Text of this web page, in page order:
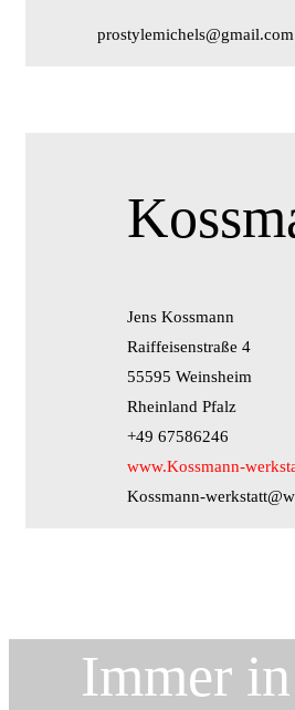
prostylemichels@gmail.com
Jens Kossmann
Raiffeisenstraße 4
55595 Weinsheim
Rheinland Pfalz
+49 67586246
www.Kossmann-
Kossmann-
Immer